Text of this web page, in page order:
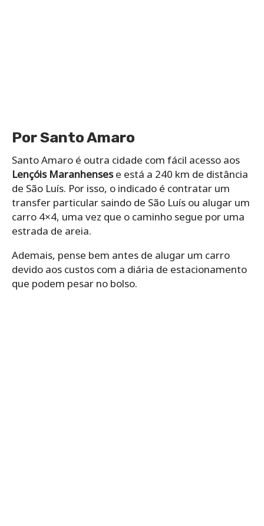
Por Santo Amaro
Santo Amaro é outra cidade com fácil acesso aos
Lençóis Maranhensese está a 240 km de distância
de São Luís. Por isso, o indicado é contratar um
transfer particular saindo de São Luís ou alugar um
carro 4×4, uma vez que o caminho segue por uma
estrada de areia.
Ademais, pense bem antes de alugar um carro
devido aos custos com a diária de estacionamento
que podem pesar no bolso.